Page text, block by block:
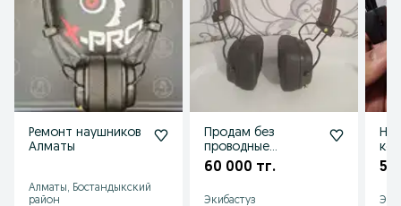
Ремонт наушников
Алматы
Алматы, Бостандыкский
район
Продам без
проводные
наушники в
хорошем качестве
60 000 тг.
Экибастуз
5